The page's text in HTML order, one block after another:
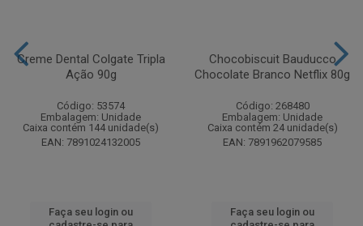
Creme Dental Colgate Tripla
Ação 90g
Código: 53574
Embalagem: Unidade
Caixa contém 144 unidade(s)
EAN: 7891024132005
Faça seu login ou
Chocobiscuit Bauducco
Chocolate Branco Netflix 80g
Código: 268480
Embalagem: Unidade
Caixa contém 24 unidade(s)
EAN: 7891962079585
Faça seu login ou